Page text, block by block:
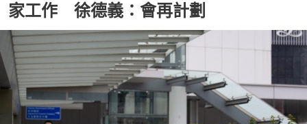
家工作 徐德義：會再計劃